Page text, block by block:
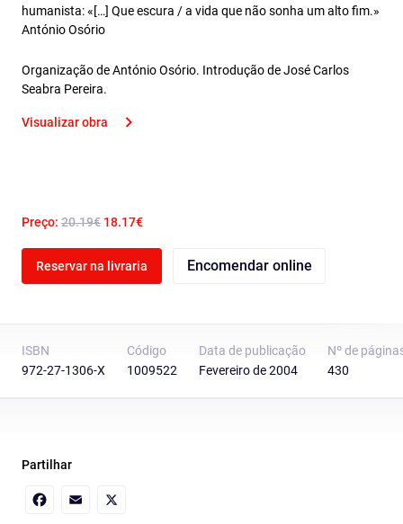
humanista: «[…] Que escura / a vida que não sonha um alto fim.»
António Osório
Organização de António Osório. Introdução de José Carlos
Seabra Pereira.
Visualizar obra
Preço: 20.19€ 18.17€
Reservar na livraria Encomendar online
ISBN
972-27-1306-X
Código
1009522
Data de publicação
Fevereiro de 2004
Nº de
430
Partilhar